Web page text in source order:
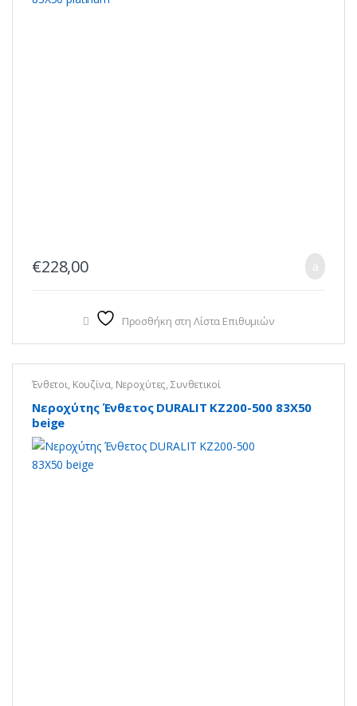
€228,00
Προσθήκη στη Λίστα Επιθυμιών
Ένθετοι, Κουζίνα, Νεροχύτες, Συνθετικοί
Νεροχύτης Ένθετος DURALIT KZ200-500 83X50
beige